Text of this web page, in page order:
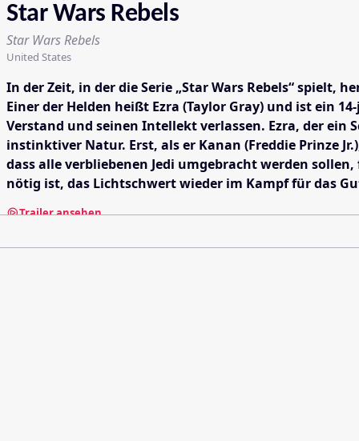
Star Wars Rebels
Star Wars Rebels
United States
In der Zeit, in der die Serie „Star Wars Rebels“
Einer der Helden heißt Ezra (Taylor Gray) und ist ein
Verstand und seinen Intellekt verlassen. Ezra, der
instinktiver Natur. Erst, als er Kanan (Freddie Prinze
dass alle verbliebenen Jedi umgebracht werden
nötig ist, das Lichtschwert wieder im Kampf für das
Trailer ansehen